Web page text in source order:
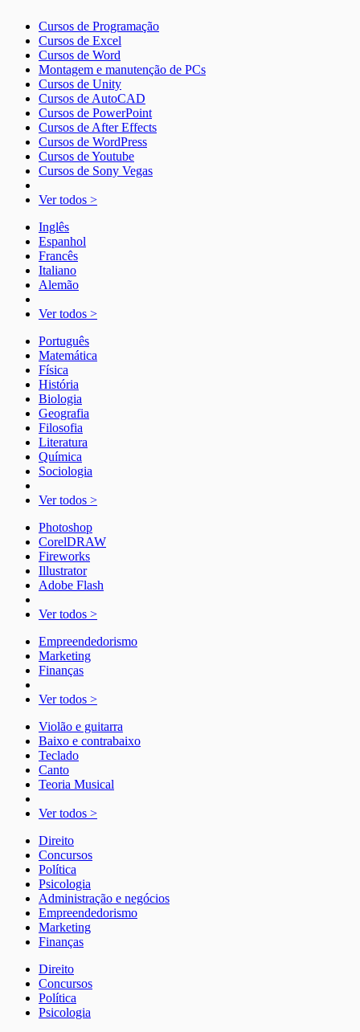
Cursos de Programação
Cursos de Excel
Cursos de Word
Montagem e manutenção de PCs
Cursos de Unity
Cursos de AutoCAD
Cursos de PowerPoint
Cursos de After Effects
Cursos de WordPress
Cursos de Youtube
Cursos de Sony Vegas
Ver todos >
Inglês
Espanhol
Francês
Italiano
Alemão
Ver todos >
Português
Matemática
Física
História
Biologia
Geografia
Filosofia
Literatura
Química
Sociologia
Ver todos >
Photoshop
CorelDRAW
Fireworks
Illustrator
Adobe Flash
Ver todos >
Empreendedorismo
Marketing
Finanças
Ver todos >
Violão e guitarra
Baixo e contrabaixo
Teclado
Canto
Teoria Musical
Ver todos >
Direito
Concursos
Política
Psicologia
Administração e negócios
Empreendedorismo
Marketing
Finanças
Direito
Concursos
Política
Psicologia